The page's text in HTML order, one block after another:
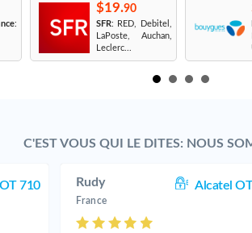
:
$19.90
SFR: RED, Debitel,
LaPoste, Auchan,
Leclerc...
C'EST VOUS QUI LE DITES: NOUS
710 Rudy Alcatel
France